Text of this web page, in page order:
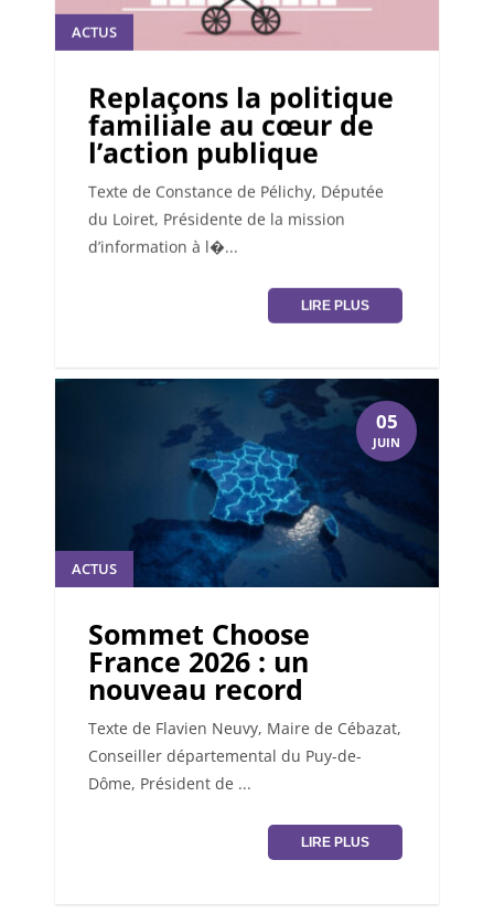
ACTUS
Replaçons la politique
familiale au cœur de
l’action publique
Texte de Constance de Pélichy, Députée
du Loiret, Présidente de la mission
d’information à l�...
LIRE PLUS
05
JUIN
ACTUS
Sommet Choose
France 2026 : un
nouveau record
Texte de Flavien Neuvy, Maire de Cébazat,
Conseiller départemental du Puy-de-
Dôme, Président de ...
LIRE PLUS